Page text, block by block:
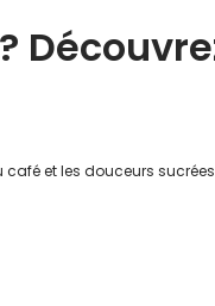
et les douceurs